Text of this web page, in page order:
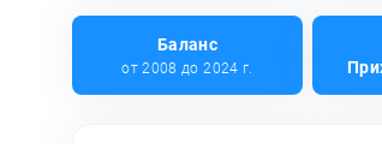
Баланс
от 2008 до 2024 г.